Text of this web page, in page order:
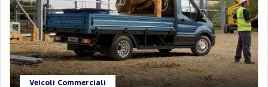
Veicoli Commerciali